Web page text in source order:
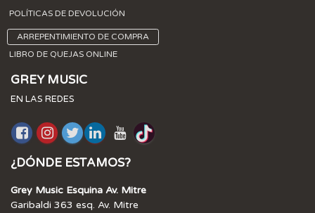
POLÍTICAS DE DEVOLUCIÓN
ARREPENTIMIENTO DE COMPRA
LIBRO DE QUEJAS ONLINE
GREY MUSIC
EN LAS REDES
¿DÓNDE ESTAMOS?
Grey Music Esquina Av. Mitre
Garibaldi 363 esq. Av. Mitre